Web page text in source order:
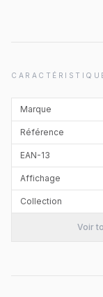
Marque
Référence
EAN-13
Affichage
Collection
Voir